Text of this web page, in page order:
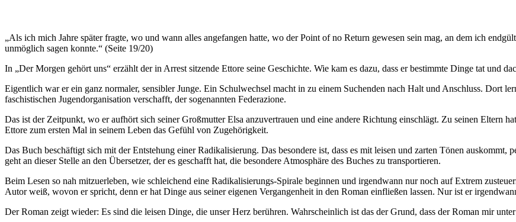
„Als ich mich Jahre später fragte, wo und wann alles angefangen hatte, wo der Point of no Return gewesen sein mag, an dem ich
unmöglich sagen konnte.“ (Seite 19/20)
In „Der Morgen gehört uns“ erzählt der in Arrest sitzende Ettore seine Geschichte. Wie kam es dazu, dass er bestimmte Dinge tat und
Eigentlich war er ein ganz normaler, sensibler Junge. Ein Schulwechsel macht in zu einem Suchenden nach Halt und Anschluss. Dort
faschistischen Jugendorganisation verschafft, der sogenannten Federazione.
Das ist der Zeitpunkt, wo er aufhört sich seiner Großmutter Elsa anzuvertrauen und eine andere Richtung einschlägt. Zu seinen Eltern
Ettore zum ersten Mal in seinem Leben das Gefühl von Zugehörigkeit.
Das Buch beschäftigt sich mit der Entstehung einer Radikalisierung. Das besondere ist, dass es mit leisen und zarten Tönen
geht an dieser Stelle an den Übersetzer, der es geschafft hat, die besondere Atmosphäre des Buches zu transportieren.
Beim Lesen so nah mitzuerleben, wie schleichend eine Radikalisierungs-Spirale beginnen und irgendwann nur noch auf Extrem
Autor weiß, wovon er spricht, denn er hat Dinge aus seiner eigenen Vergangenheit in den Roman einfließen lassen. Nur ist er
Der Roman zeigt wieder: Es sind die leisen Dinge, die unser Herz berühren. Wahrscheinlich ist das der Grund, dass der Roman mir